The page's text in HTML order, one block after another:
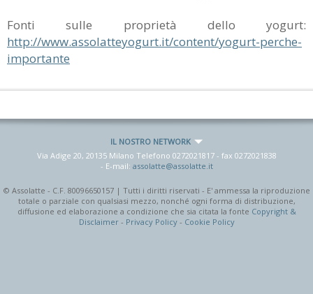
Fonti sulle proprietà dello yogurt:
http://www.assolatteyogurt.it/content/yogurt-perche-
importante
IL NOSTRO NETWORK
Via Adige 20, 20135 Milano Telefono 0272021817- fax 0272021838
- E-mail: assolatte@assolatte.it
© Assolatte - C.F. 80096650157 | Tutti i diritti riservati - E' ammessa la riproduzione
totale o parziale con qualsiasi mezzo, nonché ogni forma di distribuzione,
diffusione ed elaborazione a condizione che sia citata la fonte Copyright &
Disclaimer- Privacy Policy- Cookie Policy